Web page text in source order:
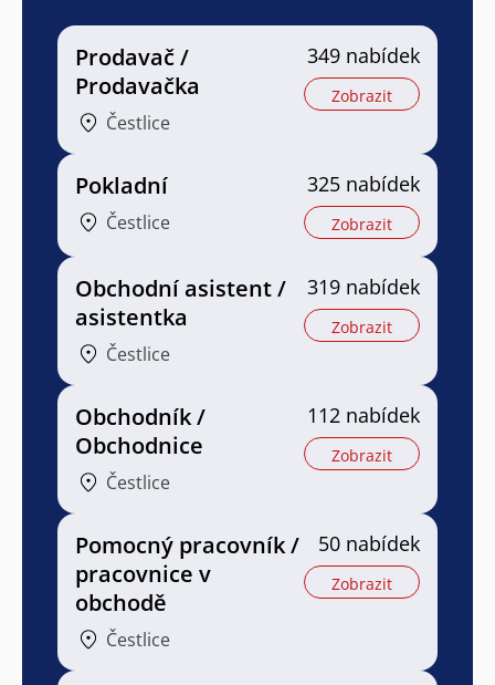
Prodavač /
Prodavačka
Čestlice
349 nabídek
Zobrazit
Pokladní
Čestlice
325 nabídek
Zobrazit
Obchodní asistent /
asistentka
Čestlice
319 nabídek
Zobrazit
Obchodník /
Obchodnice
Čestlice
112 nabídek
Zobrazit
Pomocný pracovník /
pracovnice v
obchodě
Čestlice
50 nabídek
Zobrazit